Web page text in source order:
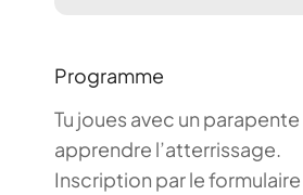
Programme
Tu joues avec un
apprendre l’atterrissage.
Inscription par le